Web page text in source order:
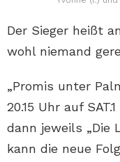
Der Sieger heißt
wohl niemand
„Promis unter
20.15 Uhr auf
dann jeweils „Die
kann die neue